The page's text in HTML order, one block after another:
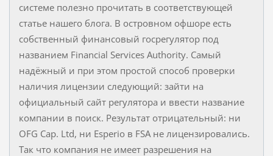
системе полезно прочитать в соответствующей
статье нашего блога. В островном офшоре есть
собственный финансовый госрегулятор под
названием Financial Services Authority. Самый
надёжный и при этом простой способ проверки
наличия лицензии следующий: зайти на
официальный сайт регулятора и ввести название
компании в поиск. Результат отрицательный: ни
OFG Cap. Ltd, ни Esperio в FSA не лицензировались.
Так что компания не имеет разрешения на